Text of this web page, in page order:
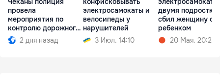
провела
мероприятия по
контролю дорожного
движения
2 дня назад
электросамокаты и
велосипеды у
нарушителей
3 Июл. 14:10
двумя
сбил женщину с
ребенком
20 Мая. 20:28